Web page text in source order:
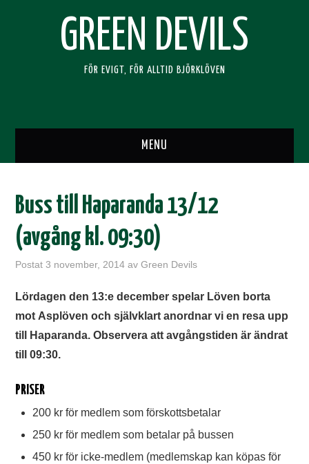
GREEN DEVILS
FÖR EVIGT, FÖR ALLTID BJÖRKLÖVEN
MENU
SUPPORTERKLUBBEN
BLI MEDLEM
TIFO
SOUVENIRER
Buss till Haparanda 13/12
(avgång kl. 09:30)
Postat3 november, 2014 avGreen Devils
Lördagen den 13:e december spelar Löven borta
mot Asplöven och självklart anordnar vi en resa upp
till Haparanda. Observera att avgångstiden är ändrat
till 09:30.
PRISER
200 kr för medlem som förskottsbetalar
250 kr för medlem som betalar på bussen
450 kr för icke-medlem (medlemskap kan köpas för